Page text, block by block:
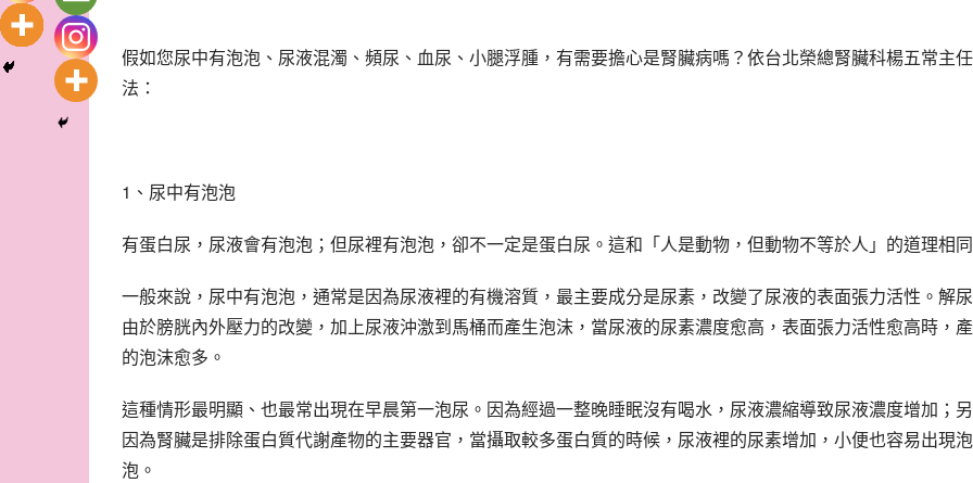
假如您尿中有泡泡、尿液混濁、頻尿、血尿、小腿浮腫，有需要擔心是腎臟病嗎？依台北榮總腎臟科楊五常主
法：
1、尿中有泡泡
有蛋白尿，尿液會有泡泡；但尿裡有泡泡，卻不一定是蛋白尿。這和「人是動物，但動物不等於人」的道理相
一般來說，尿中有泡泡，通常是因為尿液裡的有機溶質，最主要成分是尿素，改變了尿液的表面張力活性。解
由於膀胱內外壓力的改變，加上尿液沖激到馬桶而產生泡沫，當尿液的尿素濃度愈高，表面張力活性愈高時，
的泡沫愈多。
這種情形最明顯、也最常出現在早晨第一泡尿。因為經過一整晚睡眠沒有喝水，尿液濃縮導致尿液濃度增加；
因為腎臟是排除蛋白質代謝產物的主要器官，當攝取較多蛋白質的時候，尿液裡的尿素增加，小便也容易出現泡
泡。